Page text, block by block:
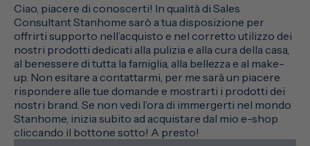
Ciao, piacere di conoscerti! In qualità di Sales
Consultant Stanhome sarò a tua disposizione per
offrirti supporto nell’acquisto e nel corretto utilizzo dei
nostri prodotti dedicati alla pulizia e alla cura della casa,
al benessere di tutta la famiglia, alla bellezza e al make-
up. Non esitare a contattarmi, per me sarà un piacere
rispondere alle tue domande e mostrarti i prodotti dei
nostri brand. Se non vedi l’ora di immergerti nel mondo
Stanhome, inizia subito ad acquistare dal mio e-shop
cliccando il bottone sotto! A presto!